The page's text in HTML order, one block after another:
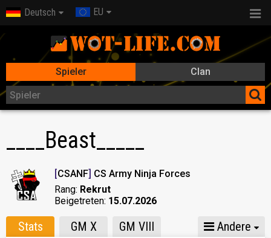
Deutsch EU
Spieler Clan
____Beast_____
[CSANF] CS Army Ninja Forces
Rang: Rekrut
Beigetreten: 15.07.2026
Stats GM X GM VIII Andere